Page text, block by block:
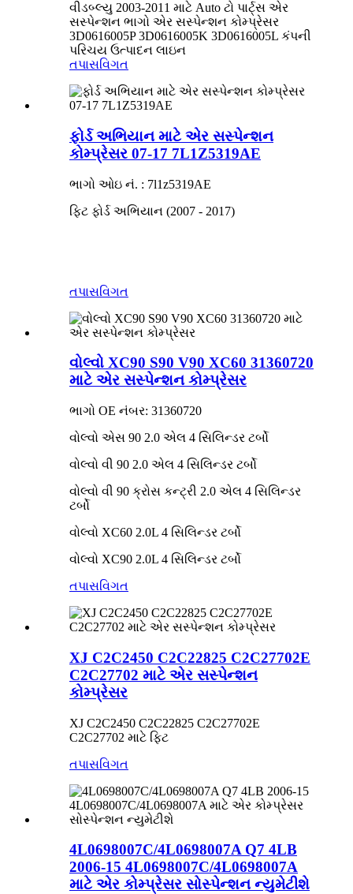
વીડબ્લ્યુ 2003-2011 માટે Auto ટો પાર્ટ્સ એર
સસ્પેન્શન ભાગો એર સસ્પેન્શન કોમ્પ્રેસર
3D0616005P 3D0616005K 3D0616005L કંપની
પરિચય ઉત્પાદન લાઇન
તપાસવિગત
ફોર્ડ અભિયાન માટે એર સસ્પેન્શન
કોમ્પ્રેસર 07-17 7L1Z5319AE
ભાગો ઓઇ નં. : 7l1z5319AE
ફિટ ફોર્ડ અભિયાન (2007 - 2017)
તપાસવિગત
વોલ્વો XC90 S90 V90 XC60 31360720
માટે એર સસ્પેન્શન કોમ્પ્રેસર
ભાગો OE નંબર: 31360720
વોલ્વો એસ 90 2.0 એલ 4 સિલિન્ડર ટર્બો
વોલ્વો વી 90 2.0 એલ 4 સિલિન્ડર ટર્બો
વોલ્વો વી 90 ક્રોસ કન્ટ્રી 2.0 એલ 4 સિલિન્ડર
ટર્બો
વોલ્વો XC60 2.0L 4 સિલિન્ડર ટર્બો
વોલ્વો XC90 2.0L 4 સિલિન્ડર ટર્બો
તપાસવિગત
XJ C2C2450 C2C22825 C2C27702E
C2C27702 માટે એર સસ્પેન્શન
કોમ્પ્રેસર
XJ C2C2450 C2C22825 C2C27702E
C2C27702 માટે ફિટ
તપાસવિગત
4L0698007C/4L0698007A Q7 4LB
2006-15 4L0698007C/4L0698007A
માટે એર કોમ્પ્રેસર સોસ્પેન્શન ન્યુમેટીશે